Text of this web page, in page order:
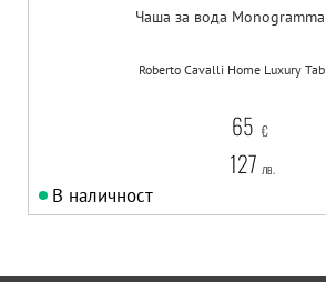
Чаша за вода
Roberto Cavalli Home Luxury
65 €
127 лв.
В наличност